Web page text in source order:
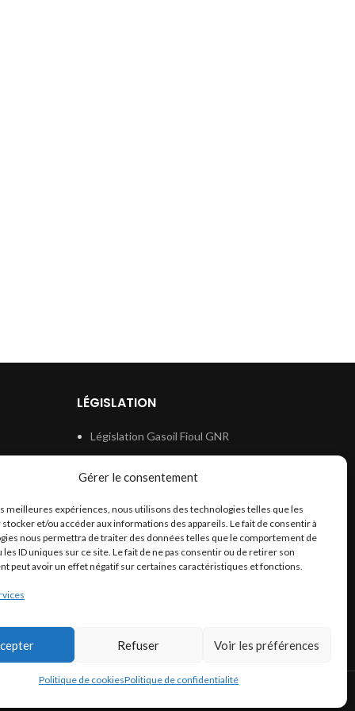
Gérer le consentement
meilleures expériences, nous utilisons des technologies telles que les
et/ou accéder aux informations des appareils. Le fait de consentir à
nous permettra de traiter des données telles que le comportement de
les ID uniques sur ce site. Le fait de ne pas consentir ou de retirer son
peut avoir un effet négatif sur certaines caractéristiques et fonctions.
Refuser Voir les préférences
Politique de cookiesPolitique de confidentialité
LÉGISLATION
Législation Gasoil Fioul GNR
Législation Eau
Législation Lubrifiant
Législation Phytosanitaire